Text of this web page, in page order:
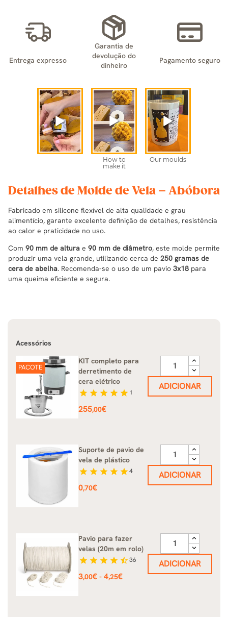
Entrega expresso
Garantia de
devolução do
dinheiro
Pagamento seguro
Detalhes de Molde de Vela – Abóbora
Fabricado em silicone flexível de alta qualidade e grau
alimentício, garante excelente definição de detalhes, resistência
ao calor e praticidade no uso.
Com 90 mm de altura e 90 mm de diâmetro, este molde permite
produzir uma vela grande, utilizando cerca de 250 gramas de
cera de abelha. Recomenda-se o uso de um pavio 3x18 para
uma queima eficiente e segura.
Acessórios
KIT completo para
derretimento de
cera elétrico
star star star star star 1
Preço
255,00€
PACOTE
ADICIONAR
Suporte de pavio de
vela de plástico
star star star star star4
Preço
0,70€
ADICIONAR
Pavio para fazer
velas (20m em rolo)
star star star star star_half36
Preço
3,00€ - 4,25€
ADICIONAR